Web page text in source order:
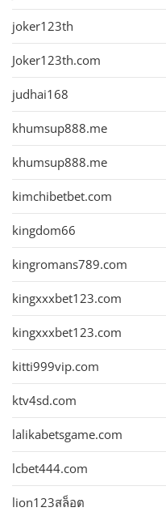
joker123th
Joker123th.com
judhai168
khumsup888.me
khumsup888.me
kimchibetbet.com
kingdom66
kingromans789.com
kingxxxbet123.com
kingxxxbet123.com
kitti999vip.com
ktv4sd.com
lalikabetsgame.com
lcbet444.com
lion123สล็อต